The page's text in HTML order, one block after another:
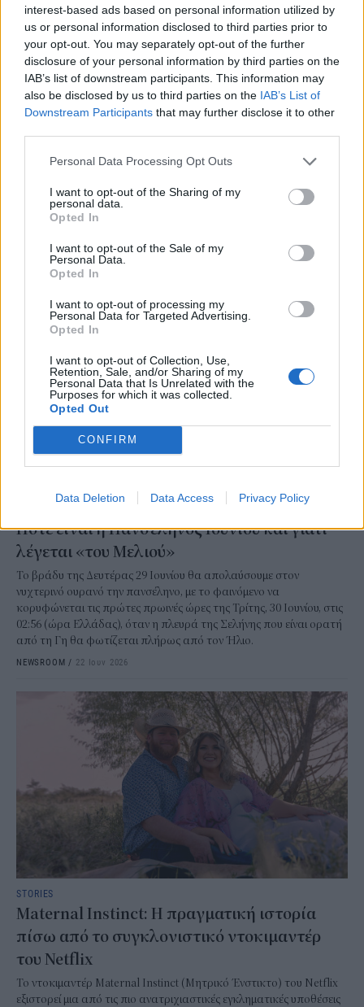
interest-based ads based on personal information utilized by
us or personal information disclosed to third parties prior to
your opt-out. You may separately opt-out of the further
disclosure of your personal information by third parties on the
IAB’s list of downstream participants. This information may
also be disclosed by us to third parties on the IAB’s List of
Downstream Participants that may further disclose it to other
Personal Data Processing Opt Outs
I want to opt-out of the Sharing of my
personal data.
Opted In
I want to opt-out of the Sale of my
Personal Data.
Opted In
I want to opt-out of processing my
Personal Data for Targeted Advertising.
Opted In
I want to opt-out of Collection, Use,
Retention, Sale, and/or Sharing of my
Personal Data that Is Unrelated with the
Purposes for which it was collected.
Opted Out
CONFIRM
Data Deletion Data Access Privacy Policy
STORIES
Αλτσχάιμερ: Διαθέσιμη η εξέταση που
μπορεί να αποκλείσει τη νόσο
Η διάγνωση της νόσου Αλτσχάιμερ έχει ιδιαίτερη αξία, καθώς, με
την αύξηση του προσδόκιμου ζωής, αυξάνεται και το ποσοστό
ασκώντας αυξανόμενη πίεση στα συστήματα υγείας.
NEWSROOM /22 Ιουν 2026
Πότε είναι η Πανσέληνος Ιουνίου και γιατί
λέγεται «του Μελιού»
Το βράδυ της Δευτέρας 29 Ιουνίου θα απολαύσουμε στον
νυχτερινό ουρανό την πανσέληνο, με το φαινόμενο να
κορυφώνεται τις πρώτες πρωινές ώρες της Τρίτης, 30 Ιουνίου, στις
02:56 (ώρα Ελλάδας), όταν η πλευρά της Σελήνης που είναι ορατή
από τη Γη θα φωτίζεται πλήρως από τον Ήλιο.
NEWSROOM / 22 Ιουν 2026
STORIES
Maternal Instinct: Η πραγματική ιστορία
πίσω από το συγκλονιστικό ντοκιμαντέρ
του Netflix
Το ντοκιμαντέρ Maternal Instinct (Μητρικό Ένστικτο) του Netflix
εξιστορεί μια από τις πιο ανατριχιαστικές εγκληματικές υποθέσεις